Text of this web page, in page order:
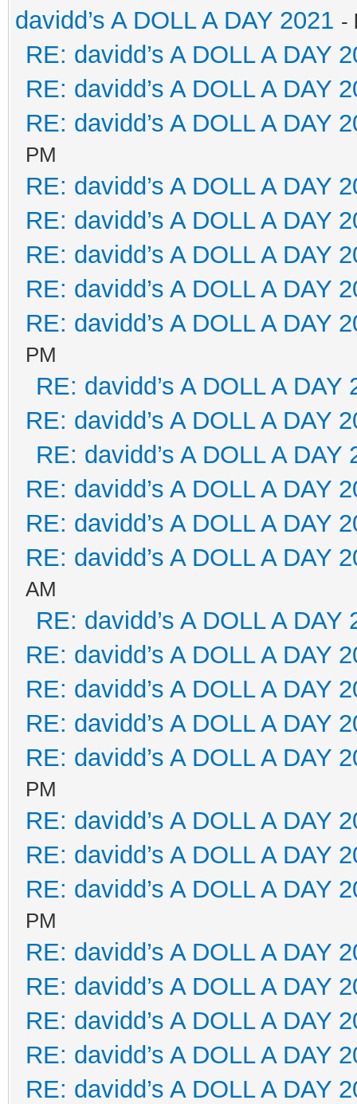
davidd’s A DOLL A DAY 2021 -
RE: davidd’s A DOLL A DAY
RE: davidd’s A DOLL A DAY
RE: davidd’s A DOLL A DAY
PM
RE: davidd’s A DOLL A DAY
RE: davidd’s A DOLL A DAY
RE: davidd’s A DOLL A DAY
RE: davidd’s A DOLL A DAY
RE: davidd’s A DOLL A DAY
PM
RE: davidd’s A DOLL A DAY
RE: davidd’s A DOLL A DAY
RE: davidd’s A DOLL A DAY
RE: davidd’s A DOLL A DAY
RE: davidd’s A DOLL A DAY
RE: davidd’s A DOLL A DAY
AM
RE: davidd’s A DOLL A DAY
RE: davidd’s A DOLL A DAY
RE: davidd’s A DOLL A DAY
RE: davidd’s A DOLL A DAY
RE: davidd’s A DOLL A DAY
PM
RE: davidd’s A DOLL A DAY
RE: davidd’s A DOLL A DAY
RE: davidd’s A DOLL A DAY
PM
RE: davidd’s A DOLL A DAY
RE: davidd’s A DOLL A DAY
RE: davidd’s A DOLL A DAY
RE: davidd’s A DOLL A DAY
RE: davidd’s A DOLL A DAY